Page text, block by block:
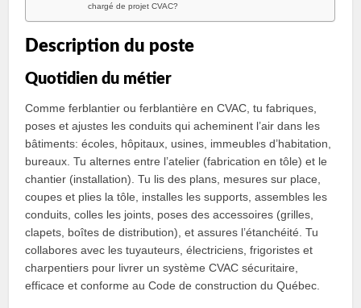
chargé de projet CVAC?
Description du poste
Quotidien du métier
Comme ferblantier ou ferblantière en CVAC, tu fabriques,
poses et ajustes les conduits qui acheminent l’air dans les
bâtiments: écoles, hôpitaux, usines, immeubles d’habitation,
bureaux. Tu alternes entre l’atelier (fabrication en tôle) et le
chantier (installation). Tu lis des plans, mesures sur place,
coupes et plies la tôle, installes les supports, assembles les
conduits, colles les joints, poses des accessoires (grilles,
clapets, boîtes de distribution), et assures l’étanchéité. Tu
collabores avec les tuyauteurs, électriciens, frigoristes et
charpentiers pour livrer un système CVAC sécuritaire,
efficace et conforme au Code de construction du Québec.